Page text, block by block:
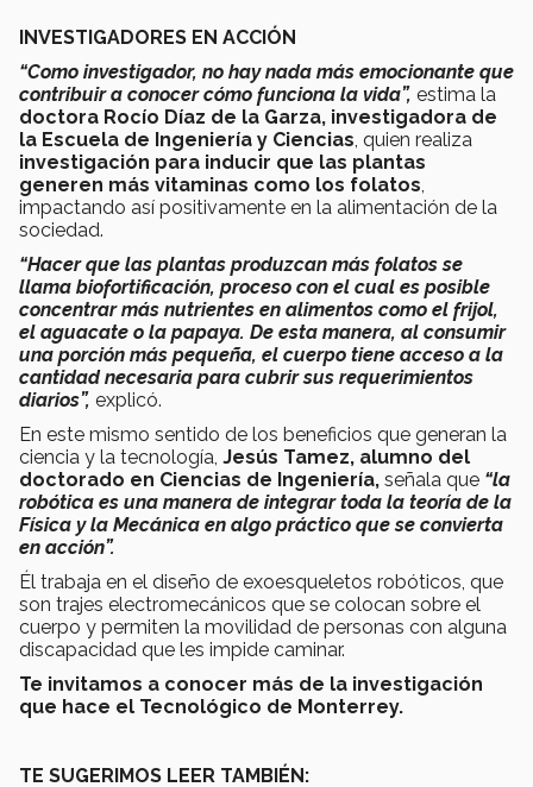
INVESTIGADORES EN ACCIÓN
“Como investigador, no hay nada más emocionante que
contribuir a conocer cómo funciona la vida”, estima la
doctora Rocío Díaz de la Garza, investigadora de
la Escuela de Ingeniería y Ciencias , quien realiza
investigación para inducir que las plantas
generen más vitaminas como los folatos
impactando así positivamente en la alimentación de la
sociedad.
“Hacer que las plantas produzcan más folatos se
llama biofortificación, proceso con el cual es posible
concentrar más nutrientes en alimentos como el frijol,
el aguacate o la papaya. De esta manera, al consumir
una porción más pequeña, el cuerpo tiene acceso a la
cantidad necesaria para cubrir sus requerimientos
diarios”, explicó.
En este mismo sentido de los beneficios que generan la
ciencia y la tecnología, Jesús Tamez, alumno del
doctorado en Ciencias de Ingeniería, señala que “la
robótica es una manera de integrar toda la teoría de la
Física y la Mecánica en algo práctico que se convierta
en acción”.
Él trabaja en el diseño de exoesqueletos robóticos, que
son trajes electromecánicos que se colocan sobre el
cuerpo y permiten la movilidad de personas con alguna
discapacidad que les impide caminar.
Te invitamos a conocer más de la investigación
que hace el Tecnológico de Monterrey.
TE SUGERIMOS LEER TAMBIÉN: